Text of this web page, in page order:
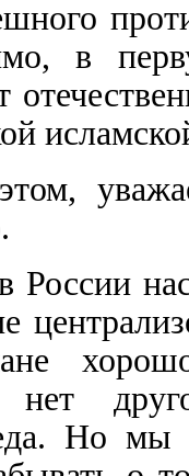
в
России
нет
Но мы